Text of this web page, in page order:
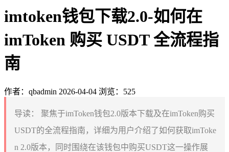
imtoken钱包下载2.0-如何在
imToken 购买 USDT 全流程指
南
作者：qbadmin 2026-04-04 浏览：525
导读：
聚焦于imToken钱包2.0版本下载及在imToken购买
USDT的全流程指南，详细为用户介绍了如何获取imToke
n 2.0版本，同时围绕在该钱包中购买USDT这一操作展